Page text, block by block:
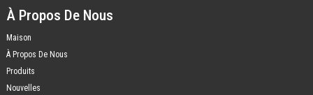
À Propos De Nous
Maison
À Propos De Nous
Produits
Nouvelles